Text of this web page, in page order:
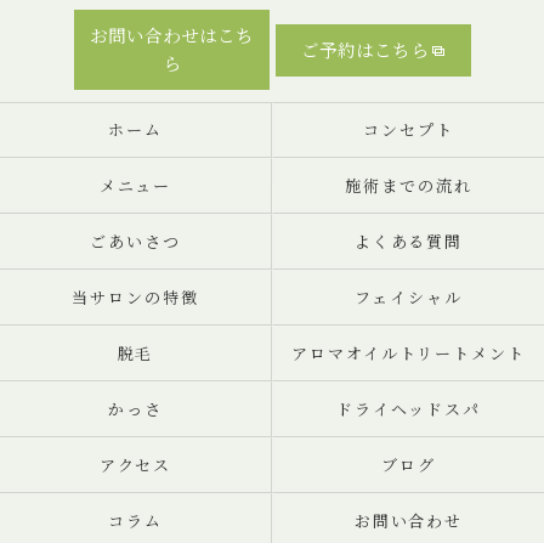
お問い合わせはこち
ら
ご予約はこちら
ホーム コンセプト
メニュー 施術までの流れ
ごあいさつ よくある質問
当サロンの特徴 フェイシャル
脱毛 アロマオイルトリートメント
かっさ ドライヘッドスパ
アクセス ブログ
コラム お問い合わせ